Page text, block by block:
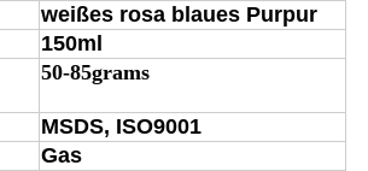
weißes rosa blaues Purpur
150ml
50-85grams
MSDS, ISO9001
Gas